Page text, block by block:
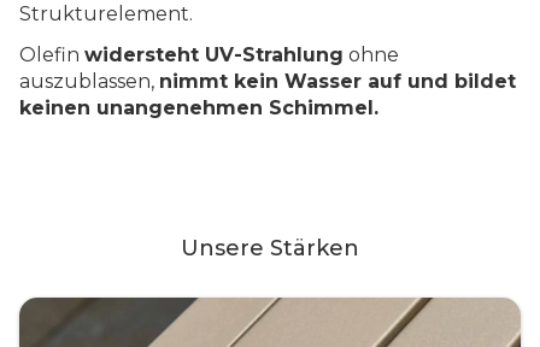
Strukturelement.
Olefin widersteht UV-Strahlung ohne
auszublassen, nimmt kein Wasser auf und bildet
keinen unangenehmen Schimmel.
Unsere Stärken